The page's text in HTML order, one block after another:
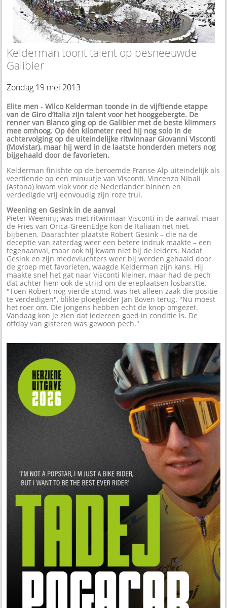
Kelderman toont talent op besneeuwde
Galibier
Zondag 19 mei 2013
Elite men -Wilco Kelderman toonde in de vijftiende etappe
van de Giro d’Italia zijn talent voor het hooggebergte. De
renner van Blanco ging op de Galibier met de beste klimmers
mee omhoog. Op één kilometer reed hij nog solo in de
achtervolging op de uiteindelijke ritwinnaar Giovanni Visconti
(Movistar), maar hij werd in de laatste honderden meters nog
bijgehaald door de favorieten.
Kelderman finishte op de beroemde Franse Alp uiteindelijk als
veertiende op een minuutje van Visconti. Vincenzo Nibali
(Astana) kwam vlak voor de Nederlander binnen en
verdedigde vrij eenvoudig zijn roze trui.
Weening en Gesink in de aanval
Pieter Weening was met ritwinnaar Visconti in de aanval, maar
de Fries van Orica-GreenEdge kon de Italiaan net niet
bijbenen. Daarachter plaatste Robert Gesink – die na de
deceptie van zaterdag weer een betere indruk maakte – een
tegenaanval, maar ook hij kwam niet bij de leiders. Nadat
Gesink en zijn medevluchters weer bij werden gehaald door
de groep met favorieten, waagde Kelderman zijn kans. Hij
maakte snel het gat naar Visconti kleiner, maar had de pech
dat achter hem ook de strijd om de ereplaatsen losbarstte.
"Toen Robert nog vierde stond, was het alleen zaak die positie
te verdedigen", blikte ploegleider Jan Boven terug. "Nu moest
het roer om. Die jongens hebben echt de knop omgezet.
Vandaag kon je zien dat iedereen goed in conditie is. De
offday van gisteren was gewoon pech."